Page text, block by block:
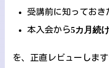
受講前に知っておき
本入会から5カ月続
を、正直レビューします